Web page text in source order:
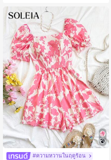
#ความหวานในฤดูร้อน